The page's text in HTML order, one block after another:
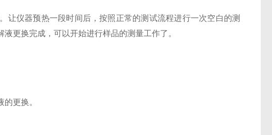
仪器预热一段时间后，按照正常的测试流程进行一次空白的测
更换完成，可以开始进行样品的测量工作了。
更换。